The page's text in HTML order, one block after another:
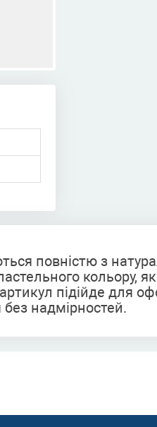
повністю з
кольору,
підійде для
без надмірностей.